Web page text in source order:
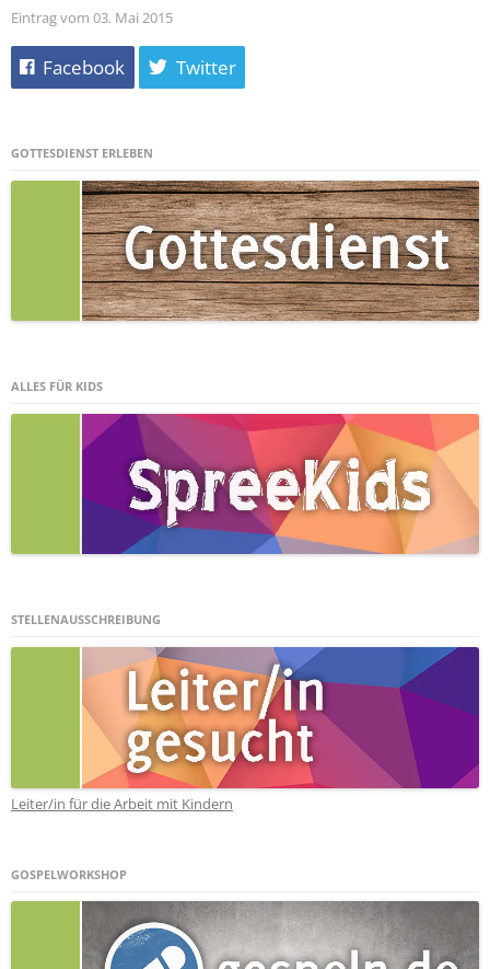
Eintrag vom 03. Mai 2015
Facebook Twitter
GOTTESDIENST ERLEBEN
ALLES FÜR KIDS
STELLENAUSSCHREIBUNG
Leiter/in für die Arbeit mit Kindern
GOSPELWORKSHOP